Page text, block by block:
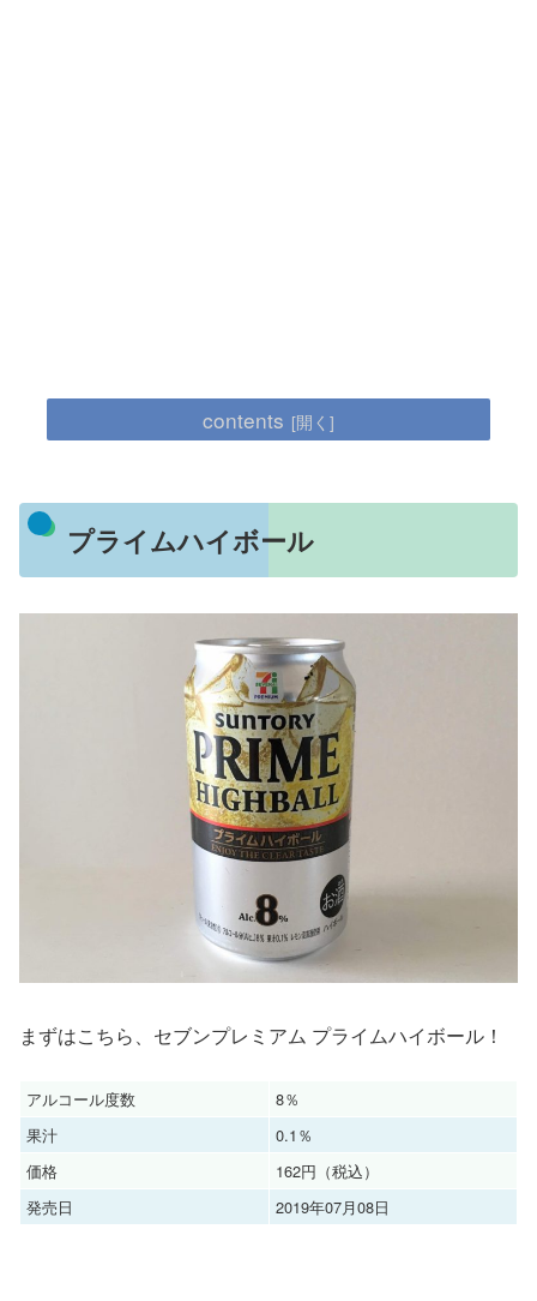
contents
プライムハイボール
まずはこちら、セブンプレミアム プライムハイボール！
アルコール度数
8％
果汁
0.1％
価格
162円（税込）
発売日
2019年07月08日